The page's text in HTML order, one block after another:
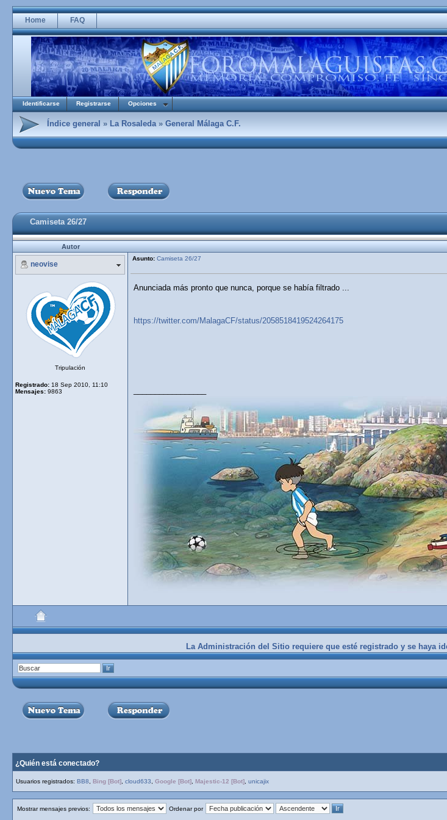
Home FAQ
Identificarse Registrarse Opciones
Índice general » La Rosaleda» General Málaga C.F.
Camiseta 26/27
Autor
neovise
Asunto: Camiseta 26/27
Tripulación
Registrado: 18 Sep 2010, 11:10
Mensajes: 9863
Anunciada más pronto que nunca, porque se había filtrado ...
https://twitter.com/MalagaCF/status/2058518419524264175
La Administración del Sitio requiere que esté registrado y se haya
¿Quién está conectado?
Usuarios registrados: BB8 Bing [Bot] cloud633 Google [Bot] Majestic-12 [Bot] unicajix
Mostrar mensajes previos: Ordenar por